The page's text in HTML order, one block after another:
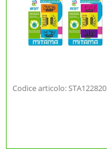
Codice articolo: STA122820